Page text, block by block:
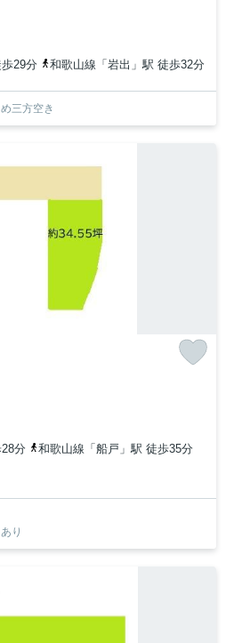
29分
和歌山線「岩出」駅 徒歩32分
三方空き
分
和歌山線「船戸」駅 徒歩35分
り